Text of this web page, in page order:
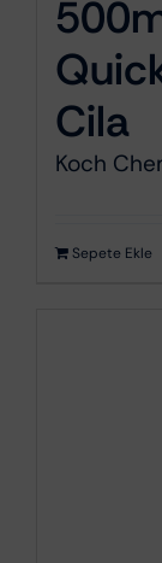
Cila
Koch
Sepete Ekle